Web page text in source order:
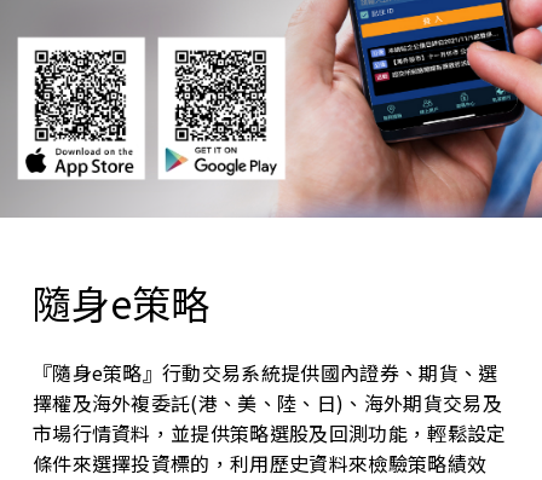
隨身e策略
『隨身e策略』行動交易系統提供國內證券、期貨、選
擇權及海外複委託(港、美、陸、日)、海外期貨交易及
市場行情資料，並提供策略選股及回測功能，輕鬆設定
條件來選擇投資標的，利用歷史資料來檢驗策略績效